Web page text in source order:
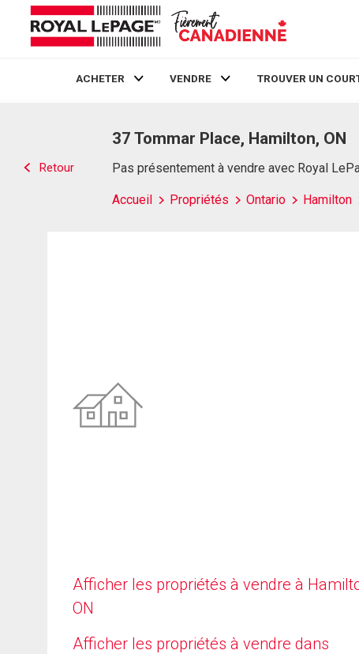
ACHETER VENDRE TROUVER UN
Retour
37 Tommar Place, Hamilton, ON
Pas présentement à vendre avec Royal
Accueil Propriétés Ontario Hamilton
Afficher les propriétés à vendre à
ON
Afficher les propriétés à vendre dans